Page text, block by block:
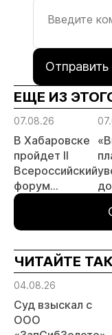
Отправить
ЕЩЕ ИЗ
07.08.26
В Хабаровске
пройдет II
Всероссийский
форум
«Россыпное
России»
ЧИТАЙТЕ
04.08.26
Суд взыскал с
ООО